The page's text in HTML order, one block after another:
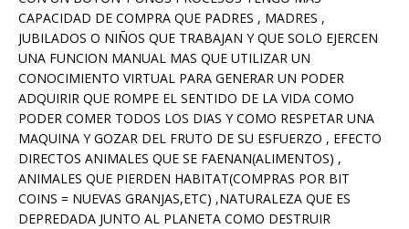
CAPACIDAD DE COMPRA QUE PADRES , MADRES ,
JUBILADOS O NIÑOS QUE TRABAJAN Y QUE SOLO EJERCEN
UNA FUNCION MANUAL MAS QUE UTILIZAR UN
CONOCIMIENTO VIRTUAL PARA GENERAR UN PODER
ADQUIRIR QUE ROMPE EL SENTIDO DE LA VIDA COMO
PODER COMER TODOS LOS DIAS Y COMO RESPETAR UNA
MAQUINA Y GOZAR DEL FRUTO DE SU ESFUERZO , EFECTO
DIRECTOS ANIMALES QUE SE FAENAN(ALIMENTOS) ,
ANIMALES QUE PIERDEN HABITAT(COMPRAS POR BIT
COINS = NUEVAS GRANJAS,ETC) ,NATURALEZA QUE ES
DEPREDADA JUNTO AL PLANETA COMO DESTRUIR